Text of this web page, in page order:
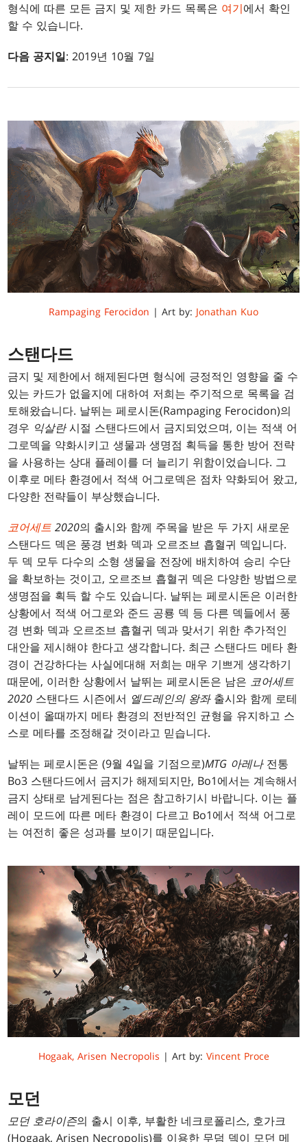
형식에 따른 모든 금지 및 제한 카드 목록은 여기에서 확인
할 수 있습니다.
다음 공지일: 2019년 10월 7일
Rampaging Ferocidon | Art by: Jonathan Kuo
스탠다드
금지 및 제한에서 해제된다면 형식에 긍정적인 영향을 줄 수
있는 카드가 없을지에 대하여 저희는 주기적으로 목록을 검
토해왔습니다. 날뛰는 페로시돈(Rampaging Ferocidon)의
경우 익살란시절 스탠다드에서 금지되었으며, 이는 적색 어
그로덱을 약화시키고 생물과 생명점 획득을 통한 방어 전략
을 사용하는 상대 플레이를 더 늘리기 위함이었습니다. 그
이후로 메타 환경에서 적색 어그로덱은 점차 약화되어 왔고,
다양한 전략들이 부상했습니다.
코어세트2020의 출시와 함께 주목을 받은 두 가지 새로운
스탠다드 덱은 풍경 변화 덱과 오르조브 흡혈귀 덱입니다.
두 덱 모두 다수의 소형 생물을 전장에 배치하여 승리 수단
을 확보하는 것이고, 오르조브 흡혈귀 덱은 다양한 방법으로
생명점을 획득 할 수도 있습니다. 날뛰는 페로시돈은 이러한
상황에서 적색 어그로와 준드 공룡 덱 등 다른 덱들에서 풍
경 변화 덱과 오르조브 흡혈귀 덱과 맞서기 위한 추가적인
대안을 제시해야 한다고 생각합니다. 최근 스탠다드 메타 환
경이 건강하다는 사실에대해 저희는 매우 기쁘게 생각하기
때문에, 이러한 상황에서 날뛰는 페로시돈은 남은 코어세트
2020 스탠다드 시즌에서 엘드레인의 왕좌출시와 함께 로테
이션이 올때까지 메타 환경의 전반적인 균형을 유지하고 스
스로 메타를 조정해갈 것이라고 믿습니다.
날뛰는 페로시돈은 (9월 4일을 기점으로)MTG 아레나전통
Bo3 스탠다드에서 금지가 해제되지만, Bo1에서는 계속해서
금지 상태로 남게된다는 점은 참고하기시 바랍니다. 이는 플
레이 모드에 따른 메타 환경이 다르고 Bo1에서 적색 어그로
는 여전히 좋은 성과를 보이기 때문입니다.
Hogaak, Arisen Necropolis | Art by: Vincent Proce
모던
모던 호라이즌의 출시 이후, 부활한 네크로폴리스, 호가크
(Hogaak, Arisen Necropolis)를 이용한 무덤 덱이 모던 메